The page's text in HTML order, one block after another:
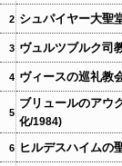
2 シュパイヤー大聖
3 ヴュルツブルク司
4 ヴィースの巡礼教
5
ブリュールのアウ
化/1984)
6 ヒルデスハイムの